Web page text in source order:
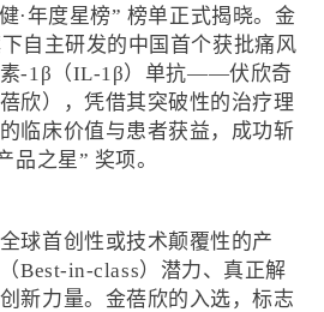
·年度星榜” 榜单正式揭晓。金
自主研发的中国首个获批痛风
素-1β（IL-1β）单抗——伏欣奇
欣），凭借其突破性的治疗理
临床价值与患者获益，成功斩
品之星” 奖项。
球首创性或技术颠覆性的产
Best-in-class）潜力、真正解
新力量。金蓓欣的入选，标志